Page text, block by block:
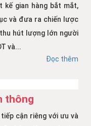
kế gian hàng bắt mắt,
và đưa ra chiến lược
hút lượng lớn người
và...
Đọc thêm
thông
cận riêng với ưu và